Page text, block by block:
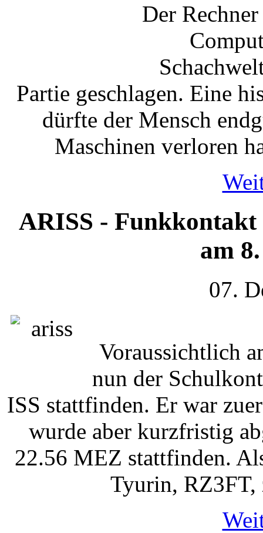
Der
Partie geschlagen. Eine
dürfte der Mensch
Maschinen verloren
ARISS -
am
07.
Voraussichtlich
nun der
ISS stattfinden. Er war
wurde aber kurzfristig
22.56 MEZ stattfinden.
Tyurin, RZ3FT,